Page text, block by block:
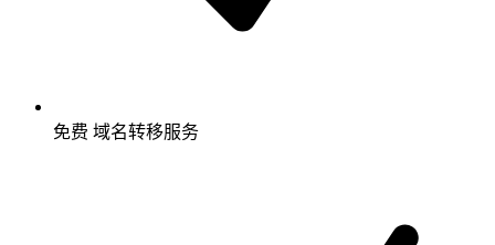
免费 域名转移服务